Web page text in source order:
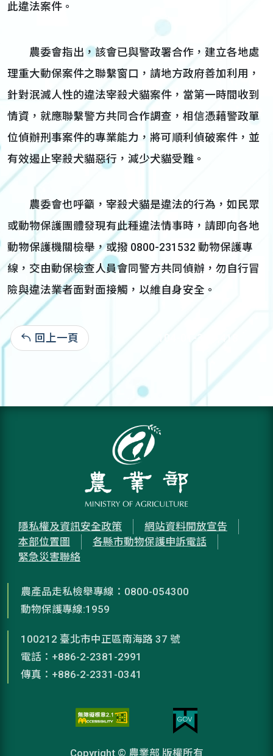
此違法案件。
農委會指出，該會已與警政署合作，建立各地處
理重大動保案件之聯繫窗口，請地方政府善加利用，
針對泯滅人性的違法宰殺犬貓案件，當第一時間收到
情資，就應聯繫警方共同合作調查，相信憑藉警政單
位偵辦刑事案件的專業能力，將可順利偵破案件，並
有效遏止宰殺犬貓惡行，減少犬貓受難。
農委會也呼籲，宰殺犬貓是違法的行為，如民眾
或動物保護團體發現有此種違法情事時，請即向各地
動物保護機關檢舉，或撥 0800-231532 動物保護專
線，交由動保檢查人員會同警方共同偵辦，勿自行冒
險與違法業者面對面接觸，以維自身安全。
回上一頁 104-01-30:1,418
隱私權及資訊安全政策
網站資料開放宣告
本部位置圖
各縣市動物保護申訴電話
緊急災害聯絡
農產品走私檢舉專線：0800-054300
動物保護專線:1959
100212 臺北市中正區南海路 37 號
電話：+886-2-2381-2991
傳真：+886-2-2331-0341
Copyright © 農業部 版權所有